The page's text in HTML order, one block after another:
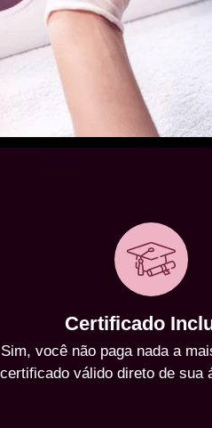
Certificado
Sim, você não paga nada a
certificado válido direto de sua